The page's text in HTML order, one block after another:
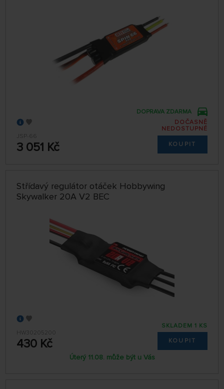
JSP-66
3 051 Kč
DOPRAVA ZDARMA
DOČASNĚ
NEDOSTUPNÉ
KOUPIT
Střídavý regulátor otáček Hobbywing
Skywalker 20A V2 BEC
HW30205200
430 Kč
SKLADEM 1 KS
KOUPIT
Úterý 11.08. může být u Vás